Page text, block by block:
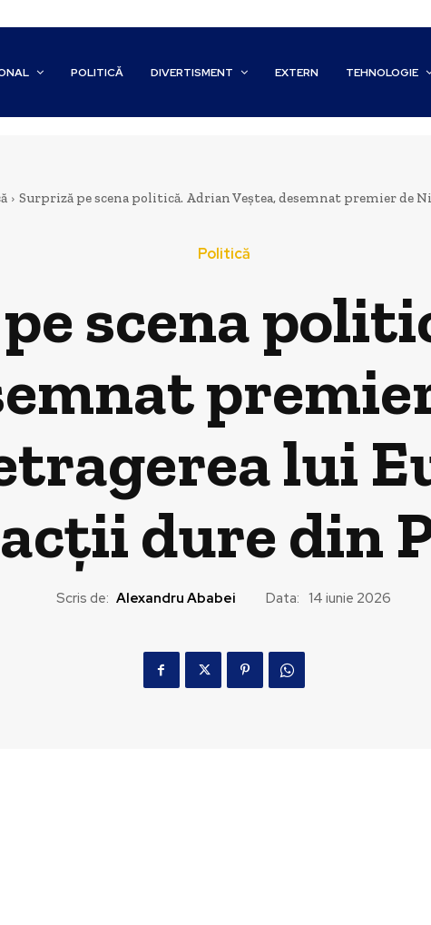
POLITICĂ DIVERTISMENT EXTERN TEHNOLOGIE
Surpriză pe scena politică. Adrian Veștea, desemnat premier de
Politică
scena
lui
dure din
Scris de: Alexandru Ababei Data: 14 iunie 2026